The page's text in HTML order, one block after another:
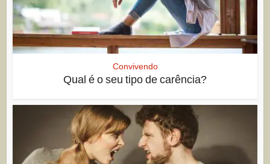
Convivendo
Qual é o seu tipo de carência?